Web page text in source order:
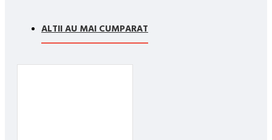
compania de curierat, care va livreaza comanda în decursul a 24-
48 ore din momentul confirmarii comenzii, daca aceasta a fost
comanda a fost facuta dupa ora 12:00, sambata sau duminica ne
ALTII AU MAI CUMPARAT